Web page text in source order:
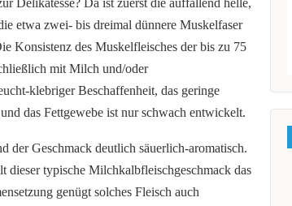
Delikatesse? Da ist zuerst die auffallend helle,
etwa zwei- bis dreimal dünnere Muskelfaser
Konsistenz des Muskelfleisches der bis zu 75
mit Milch und/oder
klebriger Beschaffenheit, das geringe
das Fettgewebe ist nur schwach entwickelt.
der Geschmack deutlich säuerlich-aromatisch.
dieser typische Milchkalbfleischgeschmack das
genügt solches Fleisch auch